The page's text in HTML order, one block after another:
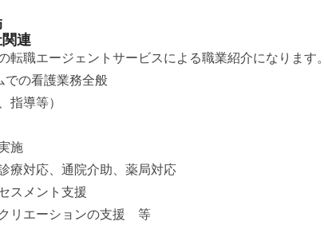
連
職エージェントサービスによる職業紹介になります。
での看護業務全般
指導等）
施
療対応、通院介助、薬局対応
スメント支援
リエーションの支援 等